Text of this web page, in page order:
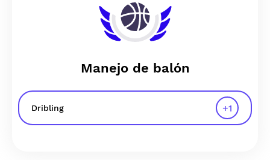
Manejo de balón
Dribling +1